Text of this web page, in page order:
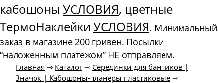
кабошоны УСЛОВИЯ, цветные
ТермоНаклейки УСЛОВИЯ. Минимальный
заказ в магазине 200 гривен. Посылки
“наложенным платежом” НЕ отправляем.
Главная ⇾ Каталог⇾ Серединки для бантиков |
Значок | Кабошоны-планеры пластиковые ⇾